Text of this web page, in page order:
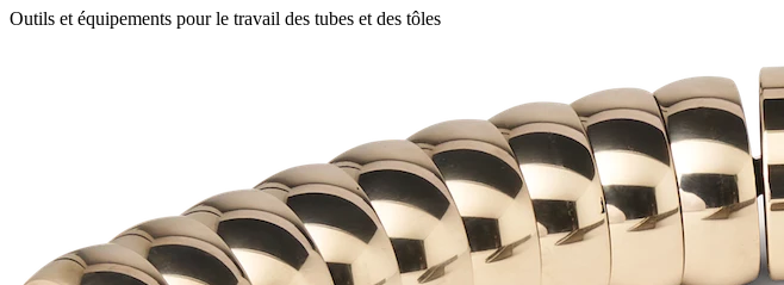
Outils et équipements pour le travail des tubes et des tôles